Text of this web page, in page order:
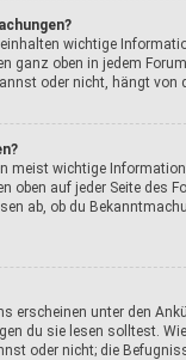
wichtige
ganz oben in jedem
oder nicht, hängt
meist wichtige
oben auf jeder Seite des
ab, ob du
erscheinen unter den
du sie lesen solltest.
oder nicht; die